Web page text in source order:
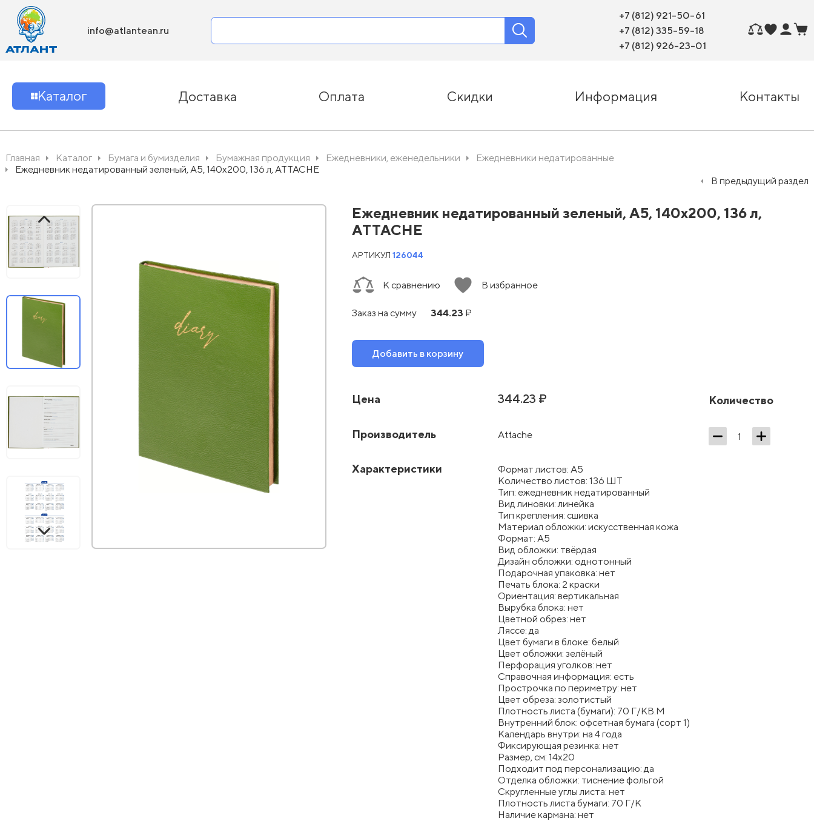
info@atlantean.ru
+7 (812) 921-50-61
+7 (812) 335-59-18
+7 (812) 926-23-01
Каталог Доставка Оплата Скидки Информация Контакты
Главная Каталог Бумага и бумизделия Бумажная продукция Ежедневники, еженедельники
Ежедневники недатированные
Ежедневник недатированный зеленый, А5, 140x200, 136 л, ATTACHE
В предыдущий раздел
Ежедневник недатированный зеленый, А5, 140x200, 136 л,
ATTACHE
Цена 344.23 ₽
Производитель Attache
Характеристики
Формат листов: А5
Количество листов: 136 ШТ
Тип: ежедневник недатированный
Вид линовки: линейка
Тип крепления: сшивка
Материал обложки: искусственная кожа
Формат: А5
Вид обложки: твёрдая
Дизайн обложки: однотонный
Подарочная упаковка: нет
Печать блока: 2 краски
Ориентация: вертикальная
Вырубка блока: нет
Цветной обрез: нет
Ляссе: да
Цвет бумаги в блоке: белый
Цвет обложки: зелёный
Перфорация уголков: нет
Справочная информация: есть
Прострочка по периметру: нет
Цвет обреза: золотистый
Плотность листа (бумаги): 70 Г/КВ.М
Внутренний блок: офсетная бумага (сорт 1)
Календарь внутри: на 4 года
Фиксирующая резинка: нет
Размер, см: 14x20
Подходит под персонализацию: да
Отделка обложки: тиснение фольгой
Скругленные углы листа: нет
Плотность листа бумаги: 70 Г/К
Наличие кармана: нет
Количество
АРТИКУЛ126044
К сравнению В избранное
Заказ на сумму 344.23 ₽
Добавить в корзину